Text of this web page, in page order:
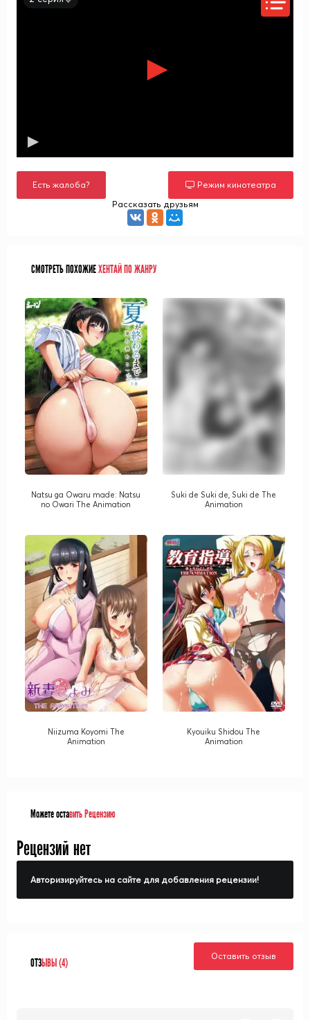
Есть жалоба?
Режим кинотеатра
Рассказать друзьям
СМОТРЕТЬ ПОХОЖИЕХЕНТАЙ ПО ЖАНРУ
Natsu ga Owaru made: Natsu
no Owari The Animation
Suki de Suki de, Suki de The
Animation
Niizuma Koyomi The
Animation
Kyouiku Shidou The
Animation
Можете оставить Рецензию
Рецензий нет
Авторизируйтесь на сайте для добавления рецензии!
ОТЗЫВЫ (4)
Оставить отзыв